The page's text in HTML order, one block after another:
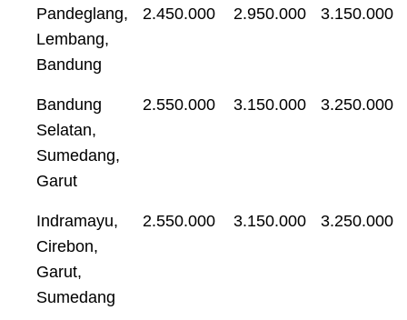
Pandeglang,
Lembang,
Bandung
2.450.000 2.950.000 3.150.000
Bandung
Selatan,
Sumedang,
Garut
2.550.000 3.150.000 3.250.000
Indramayu,
Cirebon,
Garut,
Sumedang
2.550.000 3.150.000 3.250.000